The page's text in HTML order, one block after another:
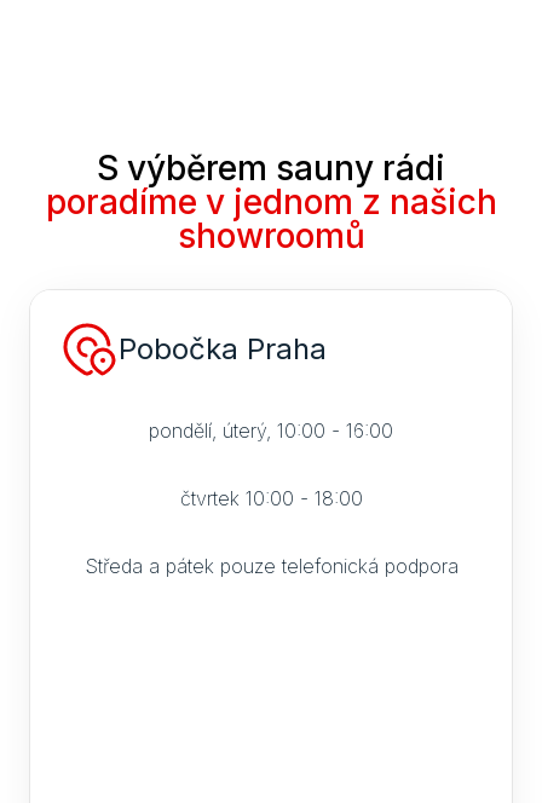
S výběrem sauny rádi
poradíme v jednom z našich
showroomů
Pobočka Praha
pondělí, úterý, 10:00 - 16:00
čtvrtek 10:00 - 18:00
Středa a pátek pouze telefonická podpora